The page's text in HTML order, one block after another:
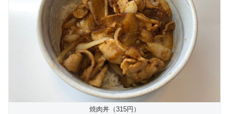
焼肉丼（315円）